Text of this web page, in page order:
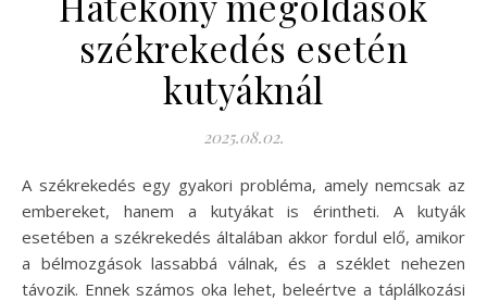
székrekedés esetén
kutyáknál
2025.08.02.
A székrekedés egy gyakori probléma, amely nemcsak az
embereket, hanem a kutyákat is érintheti. A kutyák
esetében a székrekedés általában akkor fordul elő, amikor
a bélmozgások lassabbá válnak, és a széklet nehezen
távozik. Ennek számos oka lehet, beleértve a táplálkozási